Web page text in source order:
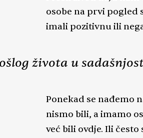
osobe na prvi
imali pozitivnu ili
života u
Ponekad se nađemo
nismo bili, a imamo
već bili ovdje. Ili